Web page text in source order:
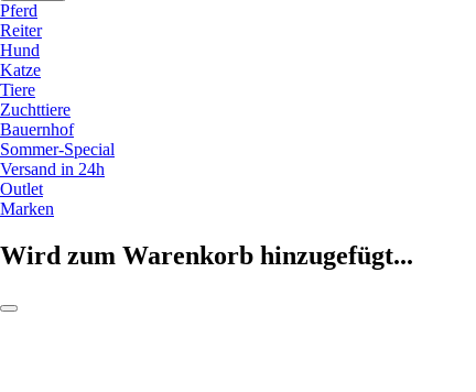
Pferd
Reiter
Hund
Katze
Tiere
Zuchttiere
Bauernhof
Sommer-Special
Versand in 24h
Outlet
Marken
Wird zum Warenkorb hinzugefügt...